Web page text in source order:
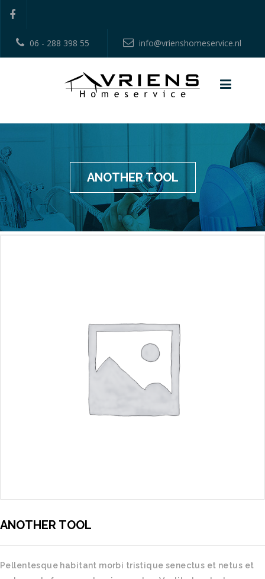
06 - 288 398 55 info@vrienshomeservice.nl
ANOTHER TOOL
ANOTHER TOOL
Pellentesque habitant morbi tristique senectus et netus et